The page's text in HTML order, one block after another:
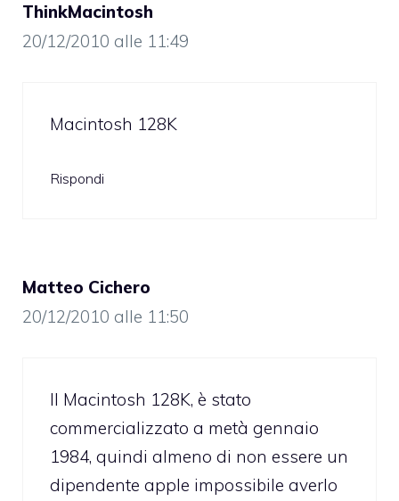
ThinkMacintosh
20/12/2010 alle 11:49
Macintosh 128K
Rispondi
Matteo Cichero
20/12/2010 alle 11:50
Il Macintosh 128K, è stato
commercializzato a metà gennaio
1984, quindi almeno di non essere un
dipendente apple impossibile averlo